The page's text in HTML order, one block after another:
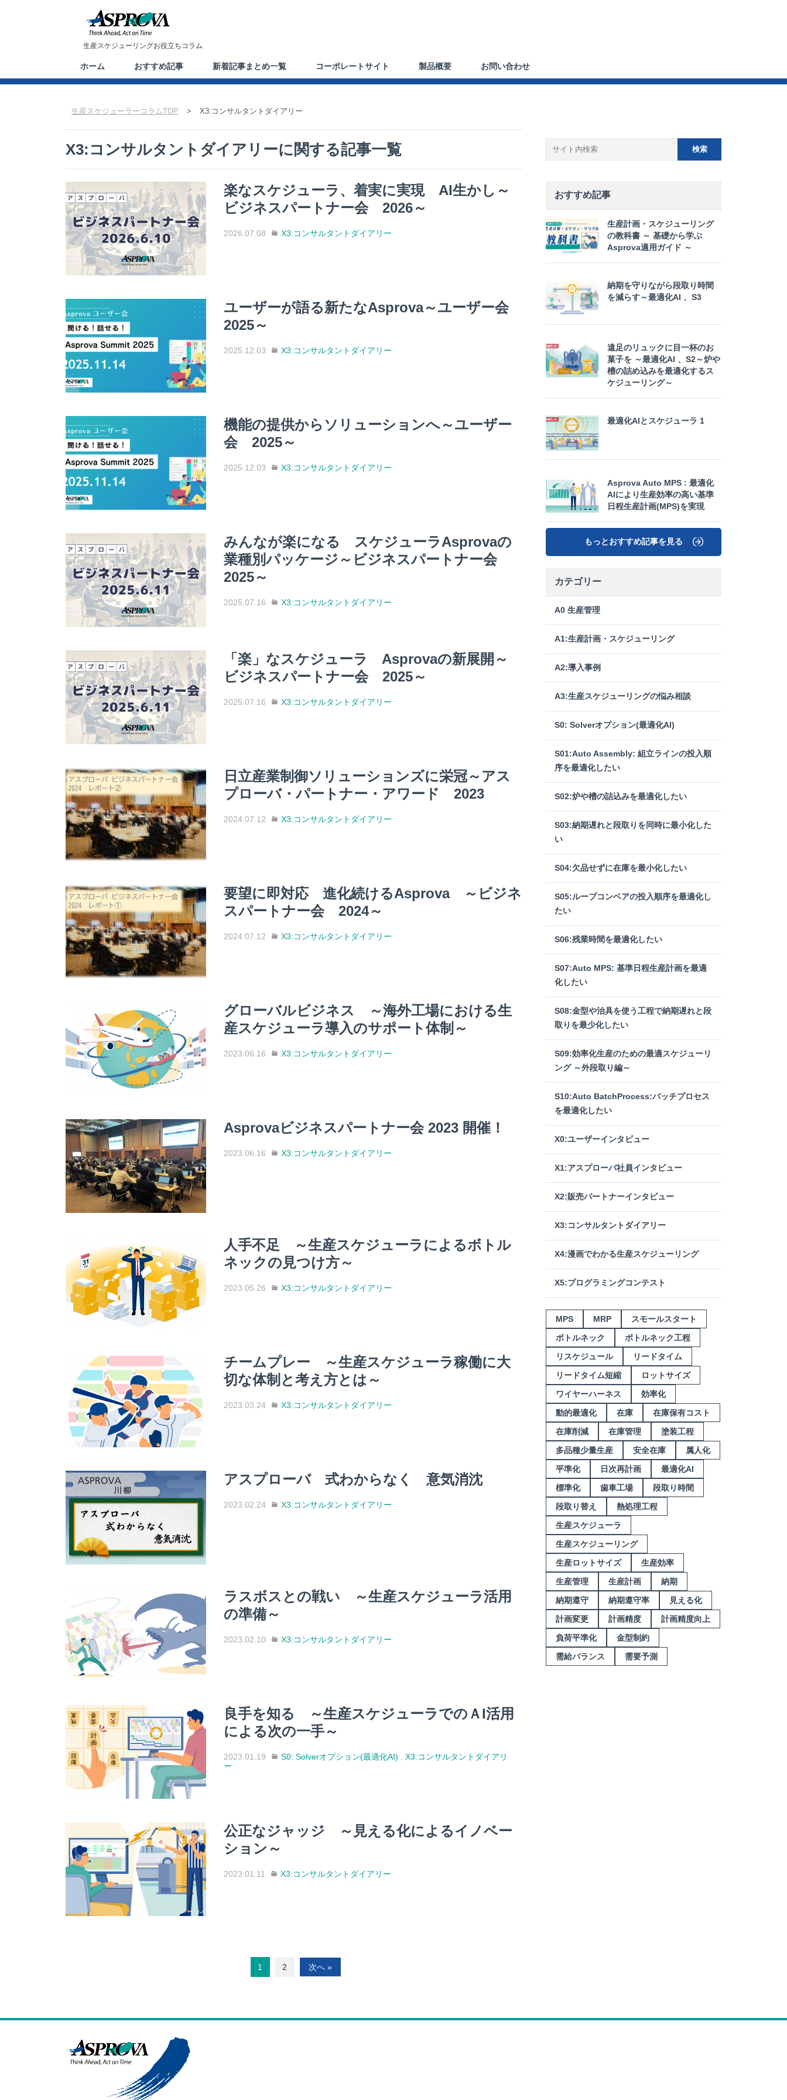
生産スケジューリングお役立ちコラム
ホーム おすすめ記事 新着記事まとめ一覧 コーポレートサイト 製品概要 お問い合わせ
生産スケジューラーコラムTOP > X3:コンサルタントダイアリー
X3:コンサルタントダイアリーに関する記事一覧
楽なスケジューラ、着実に実現 AI生かし～
ビジネスパートナー会 2026～
2026.07.08 X3:コンサルタントダイアリー
ユーザーが語る新たなAsprova～ユーザー会
2025～
2025.12.03 X3:コンサルタントダイアリー
機能の提供からソリューションへ～ユーザー
会 2025～
2025.12.03 X3:コンサルタントダイアリー
みんなが楽になる スケジューラAsprovaの
業種別パッケージ～ビジネスパートナー会
2025～
2025.07.16 X3:コンサルタントダイアリー
「楽」なスケジューラ Asprovaの新展開～
ビジネスパートナー会 2025～
2025.07.16 X3:コンサルタントダイアリー
日立産業制御ソリューションズに栄冠～アス
プローバ・パートナー・アワード 2023
2024.07.12 X3:コンサルタントダイアリー
要望に即対応 進化続けるAsprova ～ビジネ
スパートナー会 2024～
2024.07.12 X3:コンサルタントダイアリー
グローバルビジネス ～海外工場における生
産スケジューラ導入のサポート体制～
2023.06.16 X3:コンサルタントダイアリー
Asprovaビジネスパートナー会 2023 開催！
2023.06.16 X3:コンサルタントダイアリー
人手不足 ～生産スケジューラによるボトル
ネックの見つけ方～
2023.05.26 X3:コンサルタントダイアリー
チームプレー ～生産スケジューラ稼働に大
切な体制と考え方とは～
2023.03.24 X3:コンサルタントダイアリー
アスプローバ 式わからなく 意気消沈
2023.02.24 X3:コンサルタントダイアリー
ラスボスとの戦い ～生産スケジューラ活用
の準備～
2023.02.10 X3:コンサルタントダイアリー
良手を知る ～生産スケジューラでのＡI活用
による次の一手～
2023.01.19 S0: Solverオプション(最適化AI)
X3:コンサルタントダイアリ
ー
公正なジャッジ ～見える化によるイノベー
ション～
2023.01.11 X3:コンサルタントダイアリー
1 2 次へ »
おすすめ記事
生産計画・スケジューリング
の教科書 ～ 基礎から学ぶ
Asprova適用ガイド ～
納期を守りながら段取り時間
を減らす～最適化AI 、S3
遠足のリュックに目一杯のお
菓子を ～最適化AI 、S2～炉や
槽の詰め込みを最適化するス
ケジューリング～
最適化AIとスケジューラ 1
Asprova Auto MPS : 最適化
AIにより生産効率の高い基準
日程生産計画(MPS)を実現
もっとおすすめ記事を見る
カテゴリー
A0 生産管理
A1:生産計画・スケジューリング
A2:導入事例
A3:生産スケジューリングの悩み相談
S0: Solverオプション(最適化AI)
S01:Auto Assembly: 組立ラインの投入順
序を最適化したい
S02:炉や槽の詰込みを最適化したい
S03:納期遅れと段取りを同時に最小化した
い
S04:欠品せずに在庫を最小化したい
S05:ループコンベアの投入順序を最適化し
たい
S06:残業時間を最適化したい
S07:Auto MPS: 基準日程生産計画を最適
化したい
S08:金型や治具を使う工程で納期遅れと段
取りを最少化したい
S09:効率化生産のための最適スケジューリ
ング ～外段取り編～
S10:Auto BatchProcess:バッチプロセス
を最適化したい
X0:ユーザーインタビュー
X1:アスプローバ社員インタビュー
X2:販売パートナーインタビュー
X3:コンサルタントダイアリー
X4:漫画でわかる生産スケジューリング
X5:プログラミングコンテスト
MPS MRP
スモールスタート
ボトルネック
ボトルネック工程
リスケジュール
リードタイム
リードタイム短縮
ロットサイズ
ワイヤーハーネス
効率化
動的最適化
在庫
在庫保有コスト
在庫削減
在庫管理
塗装工程
多品種少量生産
安全在庫
属人化
平準化
日次再計画
最適化AI
標準化
歯車工場
段取り時間
段取り替え
熱処理工程
生産スケジューラ
生産スケジューリング
生産ロットサイズ
生産効率
生産管理
生産計画
納期
納期遵守
納期遵守率
見える化
計画変更
計画精度
計画精度向上
負荷平準化
金型制約
需給バランス
需要予測